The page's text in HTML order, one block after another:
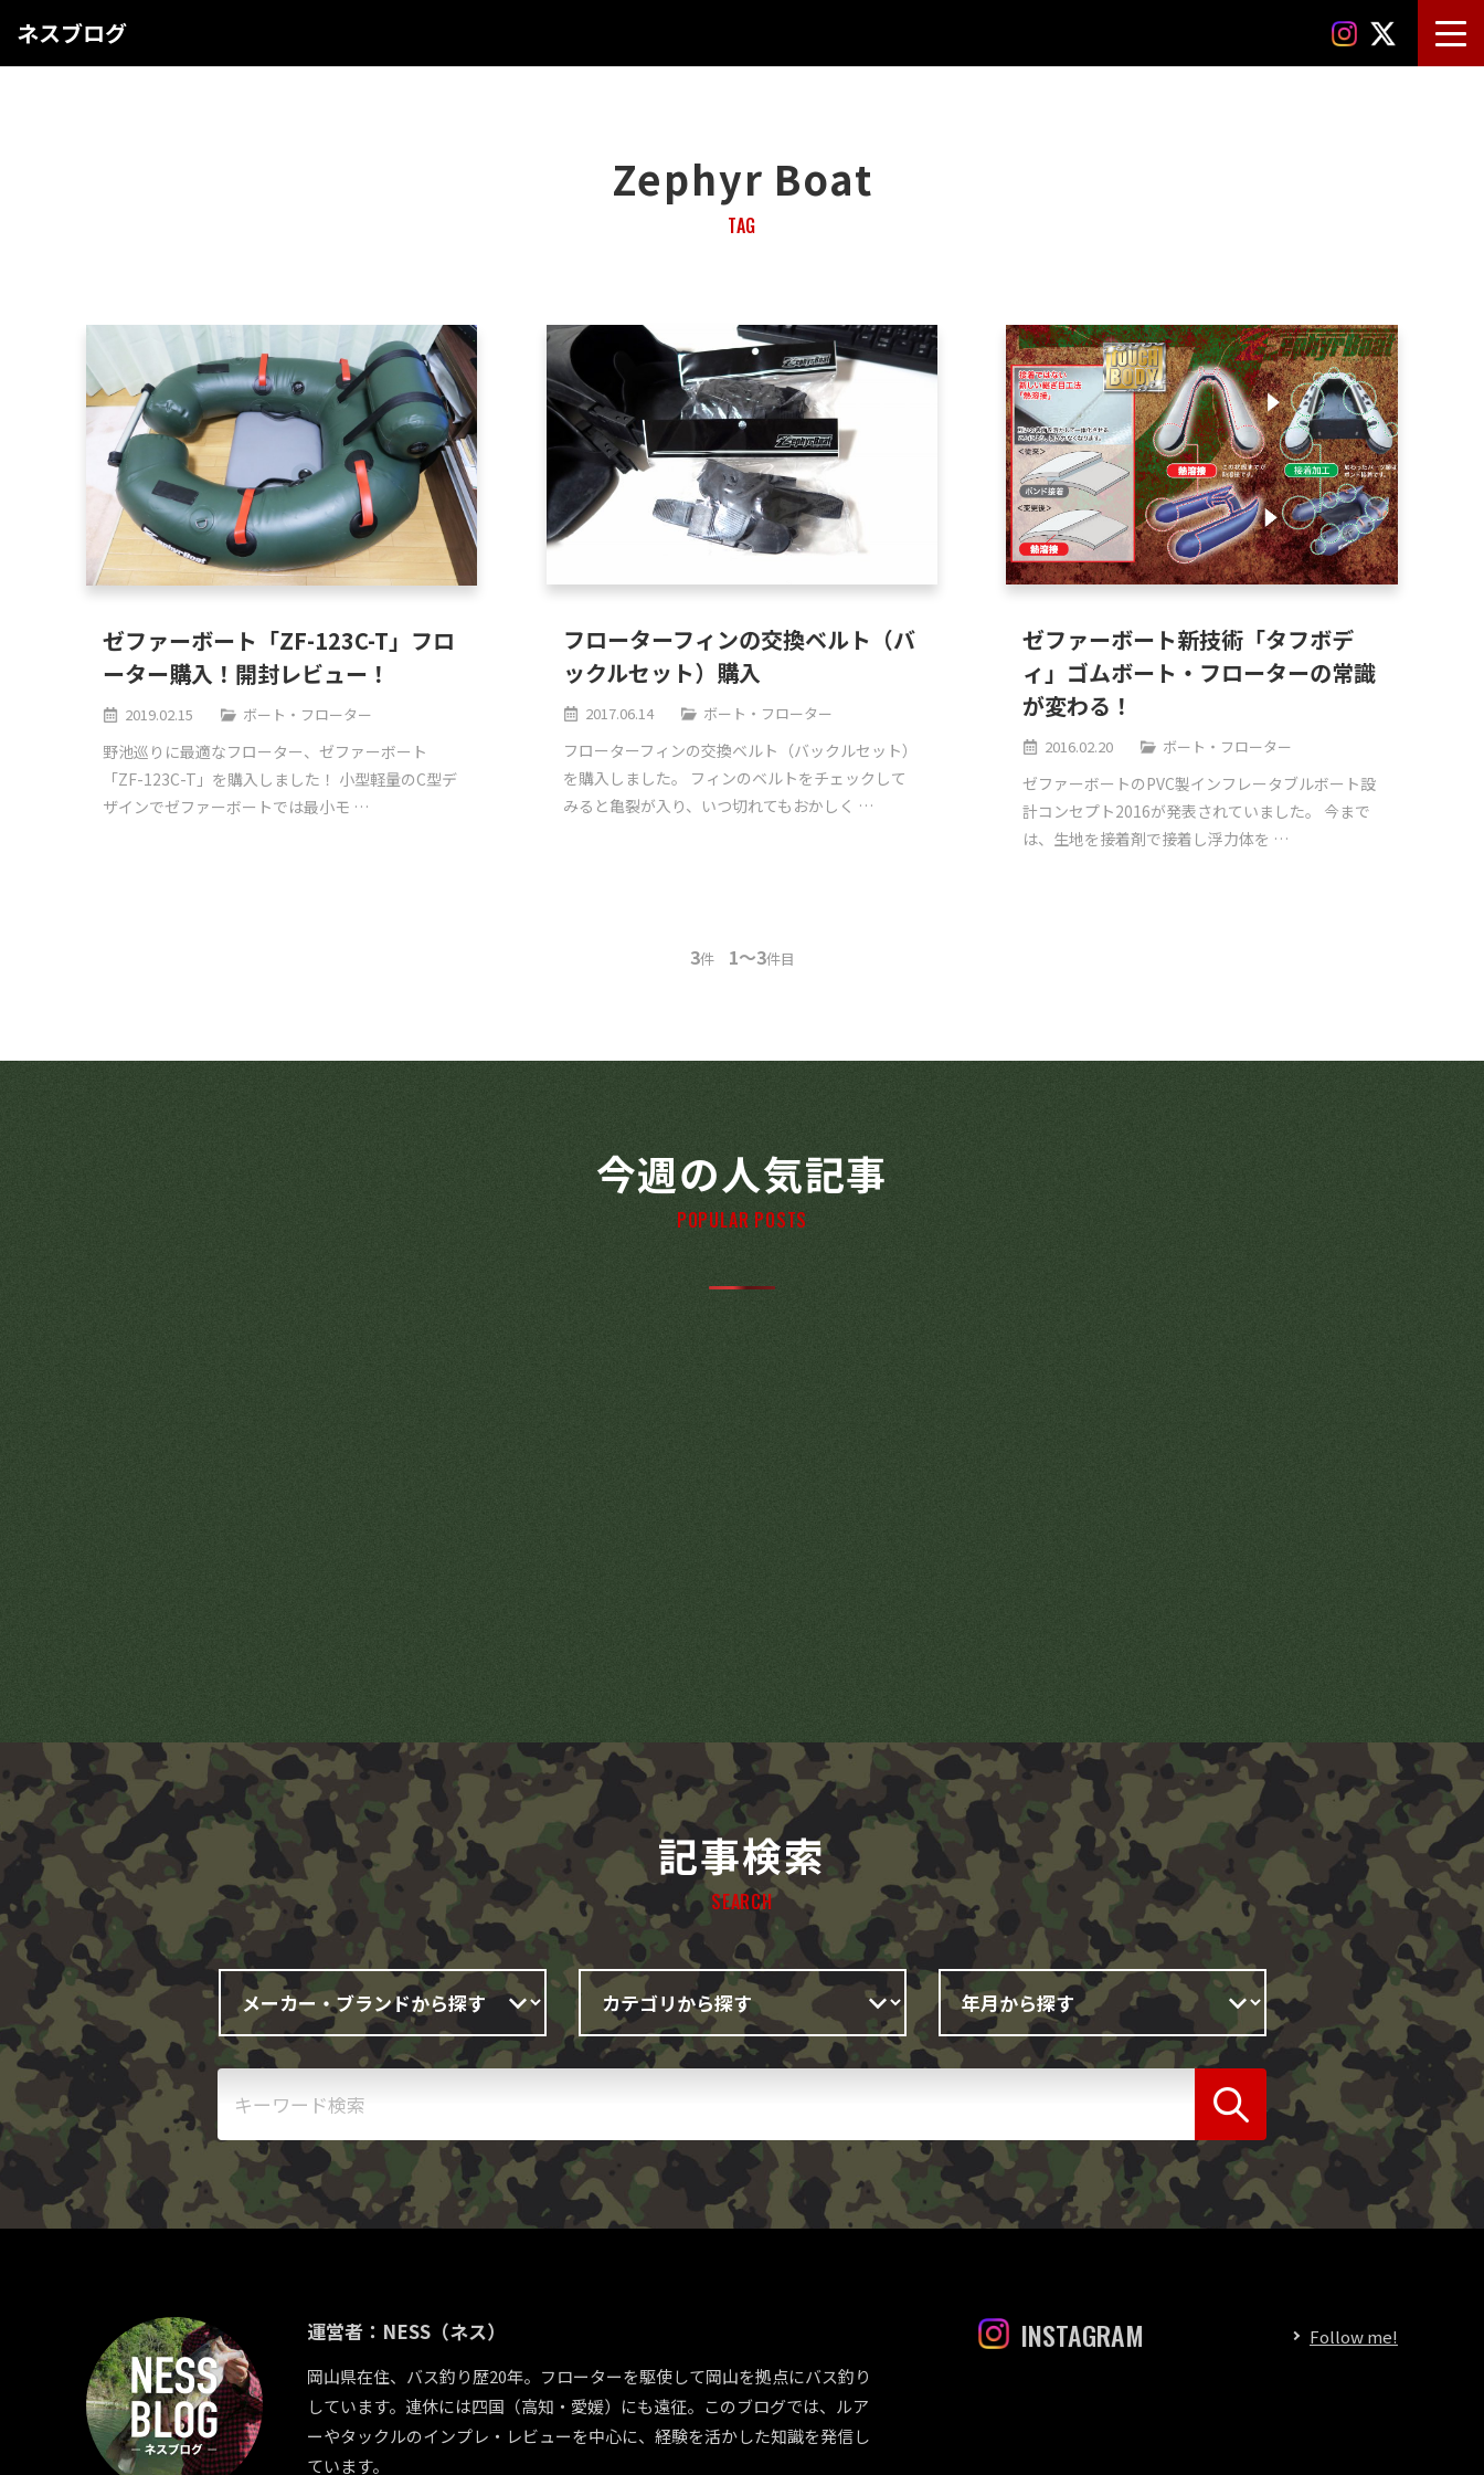
ネスブログ
Zephyr Boat
TAG
ゼファーボート「ZF-123C-T」フロ
ーター購入！開封レビュー！
2019.02.15 ボート・フローター
野池巡りに最適なフローター、ゼファーボート
「ZF-123C-T」を購入しました！ 小型軽量のC型デ
ザインでゼファーボートでは最小モ …
フローターフィンの交換ベルト（バ
ックルセット）購入
2017.06.14 ボート・フローター
フローターフィンの交換ベルト（バックルセット）
を購入しました。 フィンのベルトをチェックして
みると亀裂が入り、いつ切れてもおかしく …
ゼファーボート新技術「タフボデ
ィ」ゴムボート・フローターの常識
が変わる！
2016.02.20 ボート・フローター
ゼファーボートのPVC製インフレータブルボート設
計コンセプト2016が発表されていました。 今まで
は、生地を接着剤で接着し浮力体を …
3件 1～3件目
今週の人気記事
POPULAR POSTS
記事検索
SEARCH
運営者：NESS（ネス）
岡山県在住、バス釣り歴20年。フローターを駆使して岡山を拠点にバス釣り
しています。連休には四国（高知・愛媛）にも遠征。このブログでは、ルア
ーやタックルのインプレ・レビューを中心に、経験を活かした知識を発信し
ています。
INSTAGRAM Follow me!